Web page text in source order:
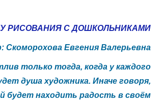
РИСОВАНИЯ С ДОШКОЛЬНИКАМИ
Скоморохова Евгения Валерьевна
только тогда, когда у каждого
душа художника. Иначе говоря,
будет находить радость в своём